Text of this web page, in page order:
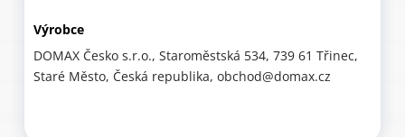
Výrobce
DOMAX Česko s.r.o., Staroměstská 534, 739 61 Třinec,
Staré Město, Česká republika, obchod@domax.cz